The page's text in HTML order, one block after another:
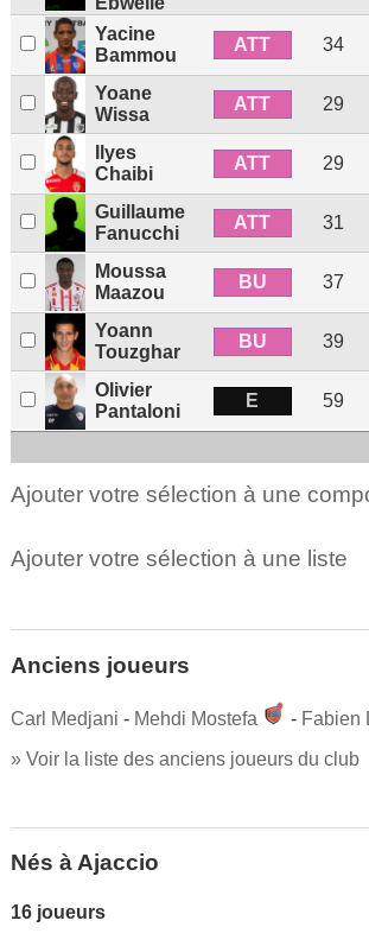
Yacine
Bammou
ATT 34
Yoane
Wissa
ATT 29
Ilyes
Chaibi
ATT 29
Guillaume
Fanucchi
ATT 31
Moussa
Maazou
BU 37
Yoann
Touzghar
BU 39
Olivier
Pantaloni
E 59
Ajouter votre sélection à une
Ajouter votre sélection à une liste
Anciens joueurs
Carl Medjani - Mehdi Mostefa - Fabien
» Voir la liste des anciens joueurs du club
Nés à Ajaccio
16 joueurs